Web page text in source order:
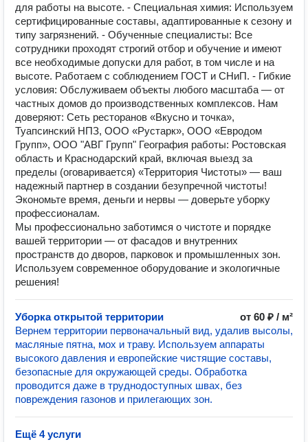
для работы на высоте. - Специальная химия: Используем
сертифицированные составы, адаптированные к сезону и
типу загрязнений. - Обученные специалисты: Все
сотрудники проходят строгий отбор и обучение и имеют
все необходимые допуски для работ, в том числе и на
высоте. Работаем с соблюдением ГОСТ и СНиП. - Гибкие
условия: Обслуживаем объекты любого масштаба — от
частных домов до производственных комплексов. Нам
доверяют: Сеть ресторанов «Вкусно и точка»,
Туапсинский НПЗ, ООО «Рустарк», ООО «Евродом
Групп», ООО "АВГ Групп" География работы: Ростовская
область и Краснодарский край, включая выезд за
пределы (оговаривается) «Территория Чистоты» — ваш
надежный партнер в создании безупречной чистоты!
Экономьте время, деньги и нервы — доверьте уборку
профессионалам.
Мы профессионально заботимся о чистоте и порядке
вашей территории — от фасадов и внутренних
пространств до дворов, парковок и промышленных зон.
Используем современное оборудование и экологичные
решения!
Уборка открытой территории
от 60 ₽ / м²
Вернем территории первоначальный вид, удалив высолы,
масляные пятна, мох и траву. Используем аппараты
высокого давления и европейские чистящие составы,
безопасные для окружающей среды. Обработка
проводится даже в труднодоступных швах, без
повреждения газонов и прилегающих зон.
Ещё 4 услуги